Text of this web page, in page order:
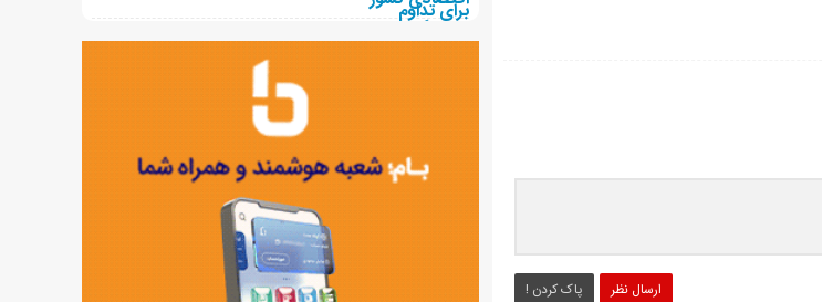
ارسال نظر پاک کردن !